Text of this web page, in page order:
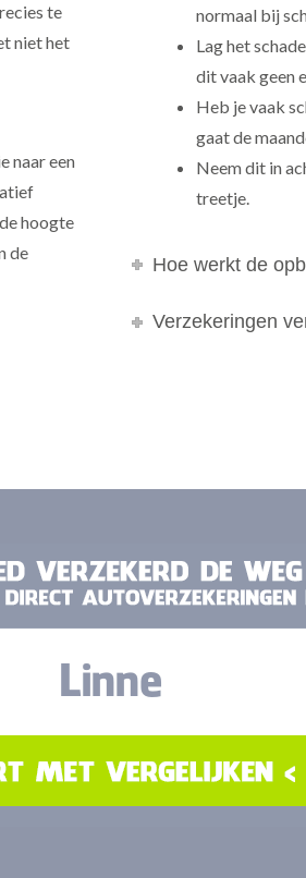
te
niet het
naar een
hoogte
de
normaal bij
Lag het
dit vaak geen
Heb je vaak
gaat de
Neem dit in
treetje.
Hoe werkt de
Verzekeringen